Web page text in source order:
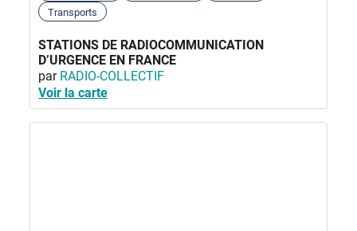
Transports
STATIONS DE RADIOCOMMUNICATION
D’URGENCE EN FRANCE
par RADIO-COLLECTIF
Voir la carte